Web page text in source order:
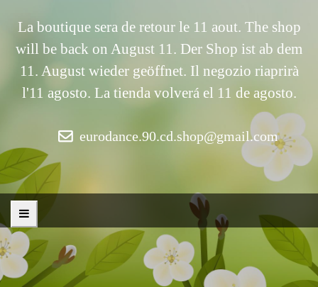
La boutique sera de retour le 11 aout. The shop
will be back on August 11. Der Shop ist ab dem
11. August wieder geöffnet. Il negozio riaprirà
l'11 agosto. La tienda volverá el 11 de agosto.
eurodance.90.cd.shop@gmail.com